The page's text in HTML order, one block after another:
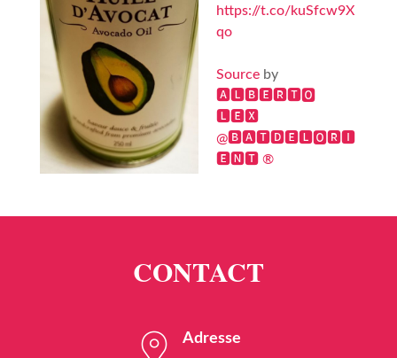
https://t.co/kuSfcw9X
qo
Sourceby
🅰🅻🅱🅴🆁🆃🅾
🅻🅴🆇
@🅱🅰🆃🅳🅴🅻🅾🆁🅸
🅴🅽🆃 ®
Adresse